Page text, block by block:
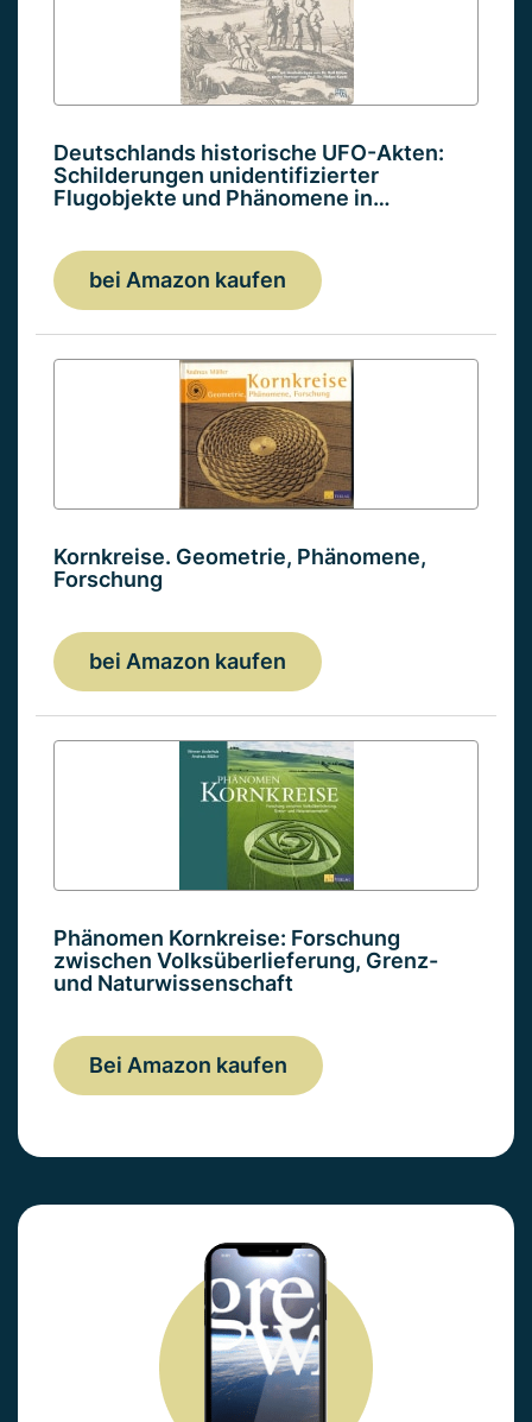
Deutschlands historische UFO-Akten:
Schilderungen unidentifizierter
Flugobjekte und Phänomene in…
bei Amazon kaufen
Kornkreise. Geometrie, Phänomene,
Forschung
bei Amazon kaufen
Phänomen Kornkreise: Forschung
zwischen Volksüberlieferung, Grenz-
und Naturwissenschaft
Bei Amazon kaufen